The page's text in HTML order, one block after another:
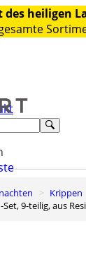
des heiligen
Krippen
Set, 9-teilig, aus